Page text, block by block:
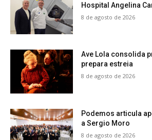
Hospital Angelina
8 de agosto de 2026
Ave Lola consolida
prepara estreia
8 de agosto de 2026
Podemos articula
a Sergio Moro
8 de agosto de 2026